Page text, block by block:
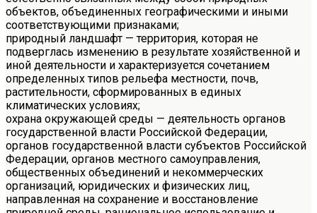
объектов, объединенных географическими и иными
соответствующими признаками;
природный ландшафт — территория, которая не
подверглась изменению в результате хозяйственной и
иной деятельности и характеризуется сочетанием
определенных типов рельефа местности, почв,
растительности, сформированных в единых
климатических условиях;
охрана окружающей среды — деятельность органов
государственной власти Российской Федерации,
органов государственной власти субъектов Российской
Федерации, органов местного самоуправления,
общественных объединений и некоммерческих
организаций, юридических и физических лиц,
направленная на сохранение и восстановление